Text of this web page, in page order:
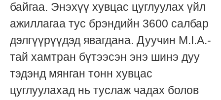
байгаа. Энэхүү хувцас цуглуулах үйл
ажиллагаа тус брэндийн 3600 салбар
дэлгүүрүүдэд явагдана. Дуучин M.I.A.-
тай хамтран бүтээсэн энэ шинэ дуу
тэдэнд мянган тонн хувцас
цуглуулахад нь туслаж чадах болов